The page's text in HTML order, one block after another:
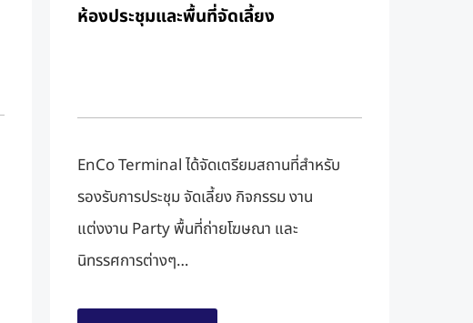
ห้องประชุมและพื้นที่จัดเลี้ยง​
EnCo Terminal ได้จัดเตรียมสถานที่สำหรับ
รองรับการประชุม จัดเลี้ยง กิจกรรม งาน
แต่งงาน Party พื้นที่ถ่ายโฆษณา และ
นิทรรศการต่างๆ…